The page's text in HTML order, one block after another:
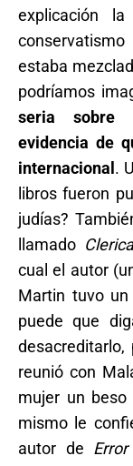
explicación
estaba
podríamos
seria sobre
evidencia de
internacional.
libros fueron
judías?
llamado
cual el autor
Martin tuvo
puede que
reunió con
mujer un
mismo le
autor de